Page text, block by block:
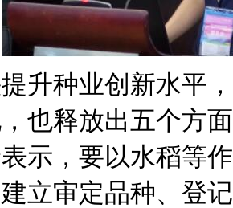
升种业创新水平
也释放出五个方
示，要以水稻等
立审定品种、登